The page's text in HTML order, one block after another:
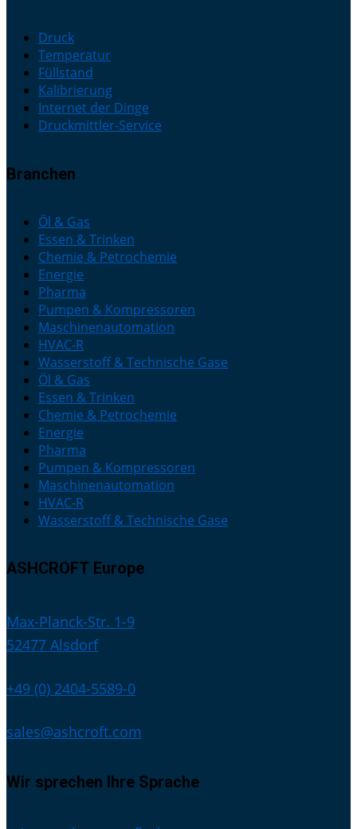
Druck
Temperatur
Füllstand
Kalibrierung
Internet der Dinge
Druckmittler-Service
Branchen
Öl & Gas
Essen & Trinken
Chemie & Petrochemie
Energie
Pharma
Pumpen & Kompressoren
Maschinenautomation
HVAC-R
Wasserstoff & Technische Gase
Öl & Gas
Essen & Trinken
Chemie & Petrochemie
Energie
Pharma
Pumpen & Kompressoren
Maschinenautomation
HVAC-R
Wasserstoff & Technische Gase
ASHCROFT Europe
Max-Planck-Str. 1-9
52477 Alsdorf
+49 (0) 2404-5589-0
sales@ashcroft.com
Wir sprechen Ihre Sprache